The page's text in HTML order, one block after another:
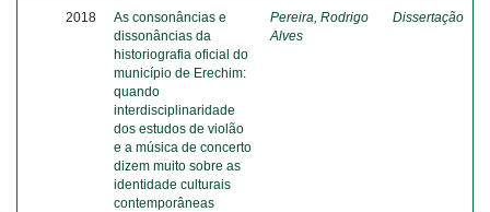
2018
As consonâncias e
dissonâncias da
historiografia oficial do
município de Erechim:
quando
interdisciplinaridade
dos estudos de violão
e a música de concerto
dizem muito sobre as
identidade culturais
contemporâneas
Pereira, Rodrigo
Alves
Dissertação